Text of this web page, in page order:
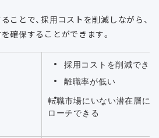
ことで、採用コストを削減しながら、
確保することができます。
採用コストを削減できる
離職率が低い
転職市場にいない潜在層に
ローチできる